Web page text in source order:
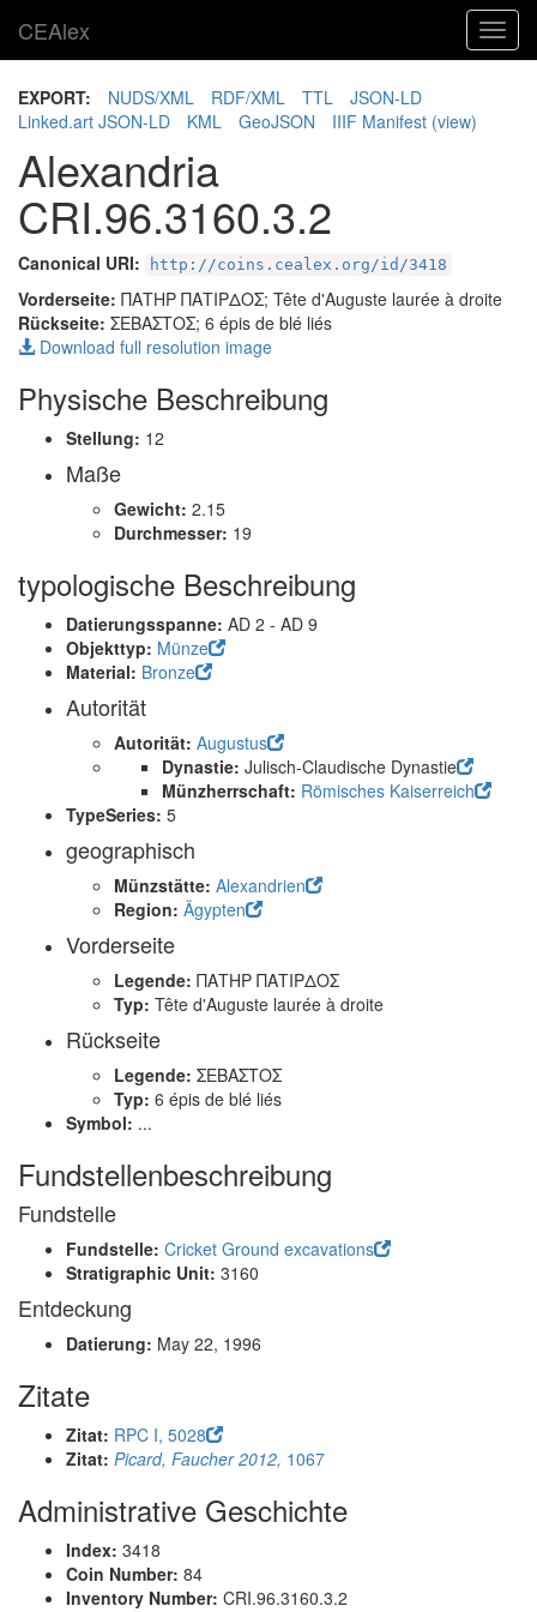
CEAlex
EXPORT: NUDS/XML RDF/XML TTL
JSON-LD
Linked.art JSON-LD
KML GeoJSON IIIF Manifest (view)
Alexandria
CRI.96.3160.3.2
Canonical URI: http://coins.cealex.org/id/3418
Vorderseite: ΠΑΤΗΡ ΠΑΤΙΡΔΟΣ; Tête d'Auguste laurée à droite
Rückseite: ΣΕΒΑΣΤΟΣ; 6 épis de blé liés
Download full resolution image
Physische Beschreibung
Stellung: 12
Maße
Gewicht: 2.15
Durchmesser: 19
typologische Beschreibung
Datierungsspanne: AD 2 - AD 9
Objekttyp: Münze
Material: Bronze
Autorität
Autorität: Augustus
Dynastie: Julisch-Claudische Dynastie
Münzherrschaft: Römisches Kaiserreich
TypeSeries: 5
geographisch
Münzstätte: Alexandrien
Region: Ägypten
Vorderseite
Legende: ΠΑΤΗΡ ΠΑΤΙΡΔΟΣ
Typ: Tête d'Auguste laurée à droite
Rückseite
Legende: ΣΕΒΑΣΤΟΣ
Typ: 6 épis de blé liés
Symbol: ...
Fundstellenbeschreibung
Fundstelle
Fundstelle: Cricket Ground excavations
Stratigraphic Unit: 3160
Entdeckung
Datierung: May 22, 1996
Zitate
Zitat: RPC I, 5028
Zitat: Picard, Faucher 2012, 1067
Administrative Geschichte
Index: 3418
Coin Number: 84
Inventory Number: CRI.96.3160.3.2